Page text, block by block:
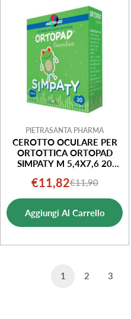
PIETRASANTA PHARMA
CEROTTO OCULARE PER
ORTOTTICA ORTOPAD
SIMPATY M 5,4X7,6 20
Prezzo
di
vendita
€11,82Prezzo
normale
€11,90
Aggiungi Al Carrello
1 2 3